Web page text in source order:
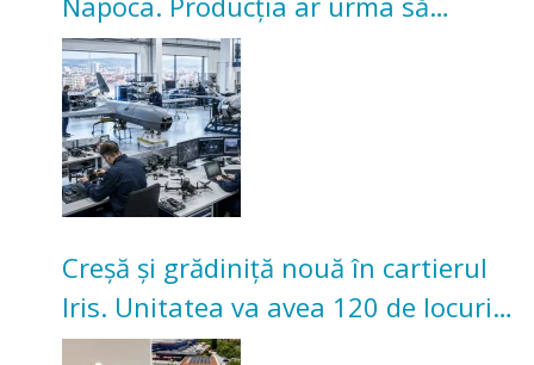
înceapă în toamna acestui an
Creșă și grădiniță nouă în cartierul
Iris. Unitatea va avea 120 de locuri
pentru copii